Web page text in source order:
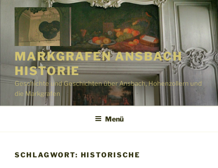
Zum
Inhalt
springen
MARKGRAFEN ANSBACH
HISTORIE
Geschichte und Geschichten über Ansbach, Hohenzollern und
die Markgrafen
Menü
SCHLAGWORT: HISTORISCHE